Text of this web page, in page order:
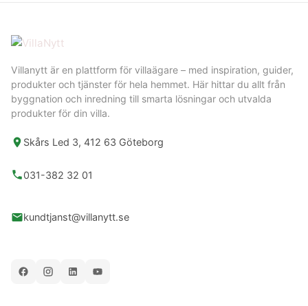
Villanytt är en plattform för villaägare – med inspiration, guider,
produkter och tjänster för hela hemmet. Här hittar du allt från
byggnation och inredning till smarta lösningar och utvalda
produkter för din villa.
Skårs Led 3, 412 63 Göteborg
031-382 32 01
kundtjanst@villanytt.se